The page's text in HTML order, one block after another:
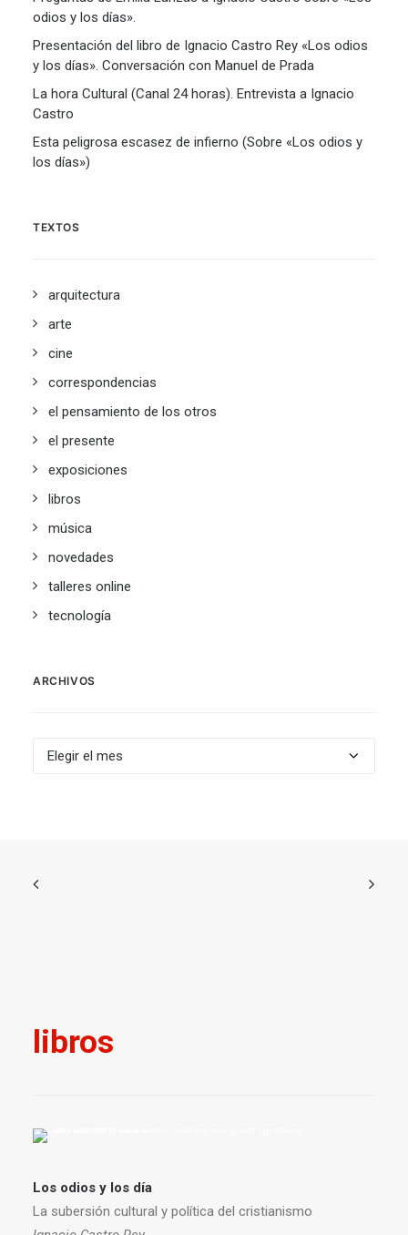
odios y los días».
Presentación del libro de Ignacio Castro Rey «Los odios
y los días». Conversación con Manuel de Prada
La hora Cultural (Canal 24 horas). Entrevista a Ignacio
Castro
Esta peligrosa escasez de infierno (Sobre «Los odios y
los días»)
TEXTOS
arquitectura
arte
cine
correspondencias
el pensamiento de los otros
el presente
exposiciones
libros
música
novedades
talleres online
tecnología
ARCHIVOS
Archivos
libros
Los odios y los día
La subersión cultural y política del cristianismo